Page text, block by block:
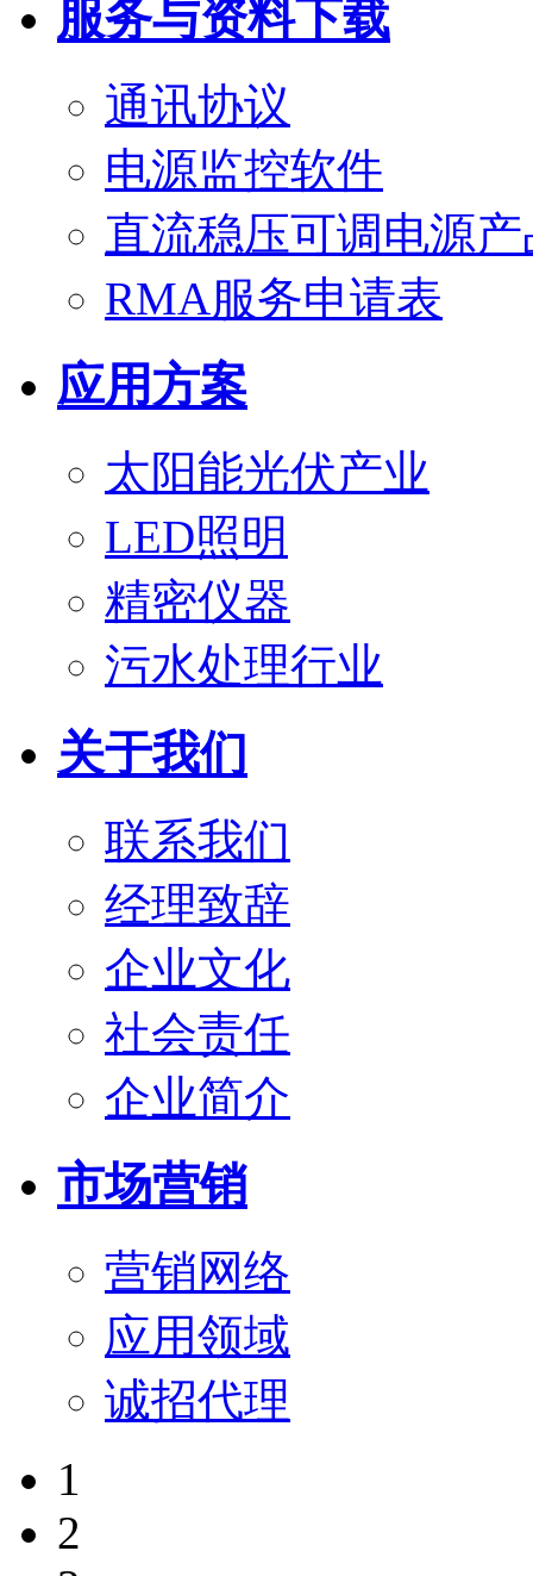
服务与资料下载
通讯协议
电源监控软件
直流稳压可调电源
RMA服务申请表
应用方案
太阳能光伏产业
LED照明
精密仪器
污水处理行业
关于我们
联系我们
经理致辞
企业文化
社会责任
企业简介
市场营销
营销网络
应用领域
诚招代理
1
2